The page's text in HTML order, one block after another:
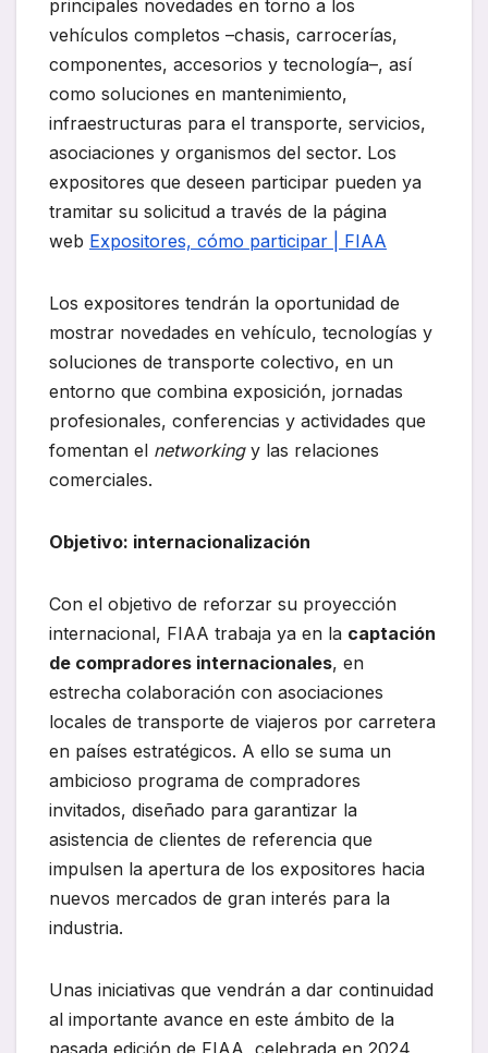
principales novedades en torno a los
vehículos completos –chasis, carrocerías,
componentes, accesorios y tecnología–, así
como soluciones en mantenimiento,
infraestructuras para el transporte, servicios,
asociaciones y organismos del sector. Los
expositores que deseen participar pueden ya
tramitar su solicitud a través de la página
web Expositores, cómo participar | FIAA
Los expositores tendrán la oportunidad de
mostrar novedades en vehículo, tecnologías y
soluciones de transporte colectivo, en un
entorno que combina exposición, jornadas
profesionales, conferencias y actividades que
fomentan el networkingy las relaciones
comerciales.
Objetivo: internacionalización
Con el objetivo de reforzar su proyección
internacional, FIAA trabaja ya en la captación
de compradores internacionales, en
estrecha colaboración con asociaciones
locales de transporte de viajeros por carretera
en países estratégicos. A ello se suma un
ambicioso programa de compradores
invitados, diseñado para garantizar la
asistencia de clientes de referencia que
impulsen la apertura de los expositores hacia
nuevos mercados de gran interés para la
industria.
Unas iniciativas que vendrán a dar continuidad
al importante avance en este ámbito de la